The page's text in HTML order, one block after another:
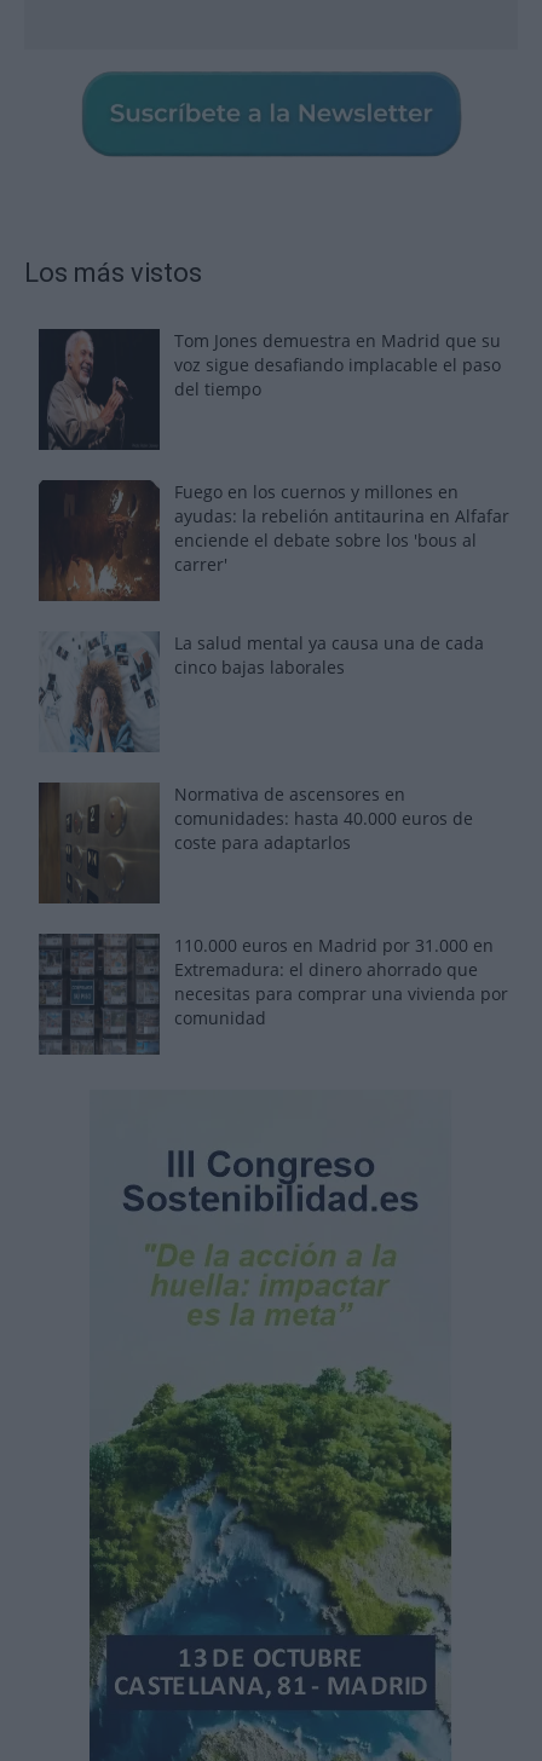
Los más vistos
Tom Jones demuestra en Madrid que su
voz sigue desafiando implacable el paso
del tiempo
Fuego en los cuernos y millones en
ayudas: la rebelión antitaurina en Alfafar
enciende el debate sobre los 'bous al
carrer'
La salud mental ya causa una de cada
cinco bajas laborales
Normativa de ascensores en
comunidades: hasta 40.000 euros de
coste para adaptarlos
110.000 euros en Madrid por 31.000 en
Extremadura: el dinero ahorrado que
necesitas para comprar una vivienda por
comunidad